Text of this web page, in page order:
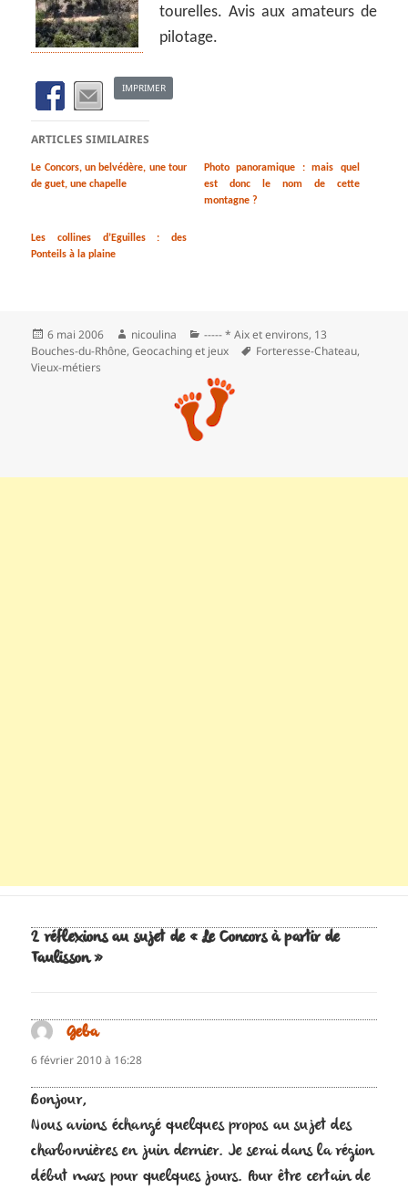
tourelles. Avis aux amateurs de
pilotage.
IMPRIMER
ARTICLES SIMILAIRES
Le Concors, un belvédère, une tour
de guet, une chapelle
Photo panoramique : mais quel
est donc le nom de cette
montagne ?
Les collines d’Eguilles : des
Ponteils à la plaine
Publié
le
6 mai 2006 Auteur
nicoulina Catégories
----- * Aix et environs, 13
Bouches-du-Rhône,Geocaching et jeux Mots-
clés
Forteresse-Chateau,
Vieux-métiers
2 réflexions au sujet de « Le Concors à partir de
Taulisson »
Gebadit :
6 février 2010 à 16:28
Bonjour,
Nous avions échangé quelques propos au sujet des
charbonnières en juin dernier. Je serai dans la région
début mars pour quelques jours. Pour être certain de